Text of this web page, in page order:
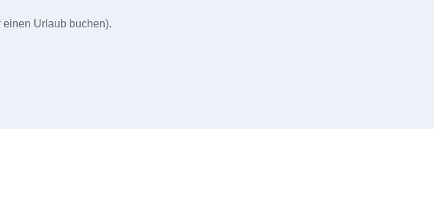
Urlaub buchen).